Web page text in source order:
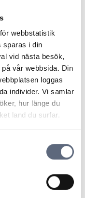
webbstatistik
sparas i din
vid nästa besök,
vår webbsida. Din
loggas
individer. Vi samlar
hur länge du
land du surfar.
därför inte aktivera
som
ett sådant vis att
avtal om
månad med halva
för vad
men
ett pris som
det faktum att
att
gett in någon